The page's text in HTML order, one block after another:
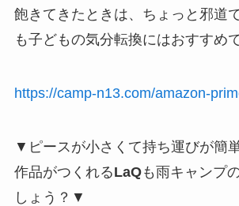
飽きてきたときは、ちょっと邪道
も子どもの気分転換にはおすすめ
https://camp-n13.com/amazon-
▼ピースが小さくて持ち運びが簡
作品がつくれるLaQも雨キャンプ
しょう？▼